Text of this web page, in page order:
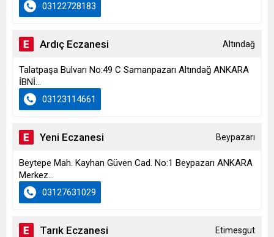
03122728183
Ardıç Eczanesi Altındağ
Talatpaşa Bulvarı No:49 C Samanpazarı Altındağ ANKARA
İBNİ...
03123114661
Yeni Eczanesi Beypazarı
Beytepe Mah. Kayhan Güven Cad. No:1 Beypazarı ANKARA
Merkez...
03127631029
Tarık Eczanesi Etimesgut